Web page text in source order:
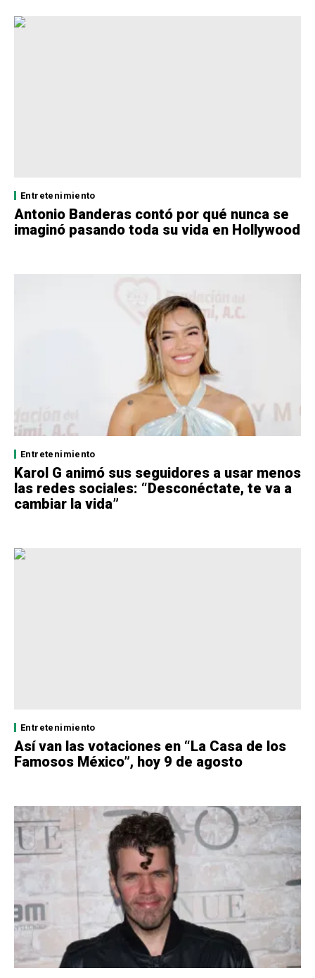
Entretenimiento
Antonio Banderas contó por qué nunca se
imaginó pasando toda su vida en Hollywood
Entretenimiento
Karol G animó sus seguidores a usar menos
las redes sociales: “Desconéctate, te va a
cambiar la vida”
Entretenimiento
Así van las votaciones en “La Casa de los
Famosos México”, hoy 9 de agosto